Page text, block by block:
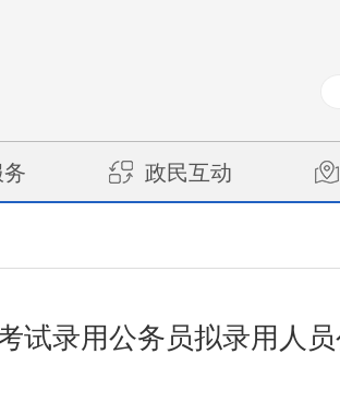
政民互动
试录用公务员拟录用人